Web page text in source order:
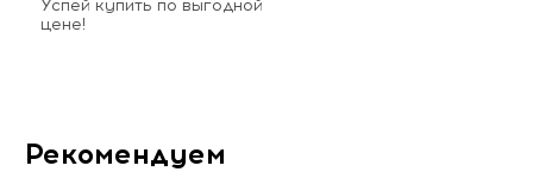
Успей купить по выгодной
цене!
Рекомендуем